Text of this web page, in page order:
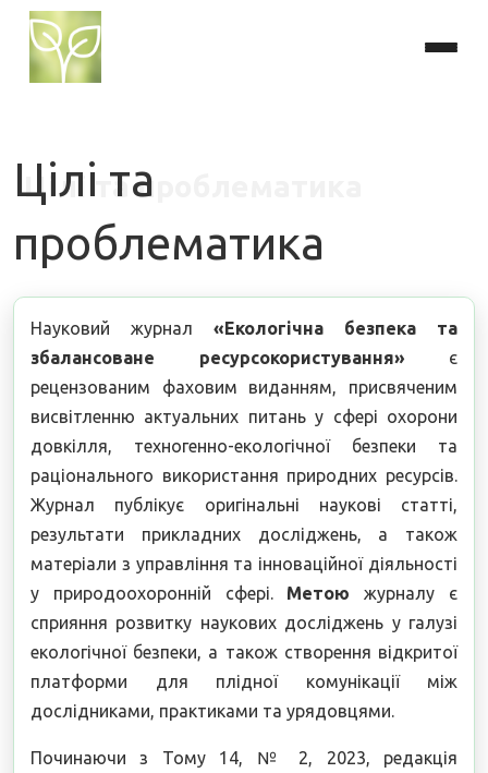
Цілі та
проблематика
Науковий журнал «Екологічна безпека та
збалансоване ресурсокористування» є
рецензованим фаховим виданням, присвяченим
висвітленню актуальних питань у сфері охорони
довкілля, техногенно-екологічної безпеки та
раціонального використання природних ресурсів.
Журнал публікує оригінальні наукові статті,
результати прикладних досліджень, а також
матеріали з управління та інноваційної діяльності
у природоохоронній сфері. Метоюжурналу є
сприяння розвитку наукових досліджень у галузі
екологічної безпеки, а також створення відкритої
платформи для плідної комунікації між
дослідниками, практиками та урядовцями.
Починаючи з Тому 14, № 2, 2023, редакція